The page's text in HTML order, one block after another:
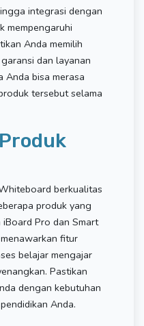
integrasi dengan
mempengaruhi
Anda memilih
dan layanan
Anda bisa merasa
tersebut selama
berkualitas
produk yang
Pro dan Smart
fitur
belajar mengajar
Pastikan
dengan kebutuhan
Anda.